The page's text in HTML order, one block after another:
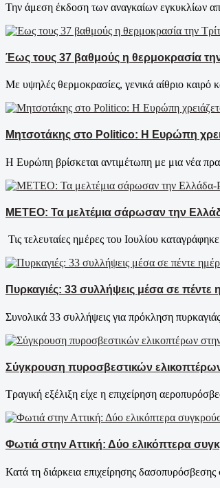
Την άμεση έκδοση των αναγκαίων εγκυκλίων
Έως τους 37 βαθμούς η θερμοκρασία
Με υψηλές θερμοκρασίες, γενικά αίθριο καιρό
Μητσοτάκης στο Politico: Η Ευρώπη
Η Ευρώπη βρίσκεται αντιμέτωπη με μια νέα
ΜΕΤΕΟ: Τα μελτέμια σάρωσαν την
Τις τελευταίες ημέρες του Ιουλίου
Πυρκαγιές: 33 συλλήψεις μέσα σε πέντε
Συνολικά 33 συλλήψεις για πρόκληση
Σύγκρουση πυροσβεστικών
Τραγική εξέλιξη είχε η επιχείρηση
Φωτιά στην Αττική: Δύο ελικόπτερα
Κατά τη διάρκεια επιχείρησης